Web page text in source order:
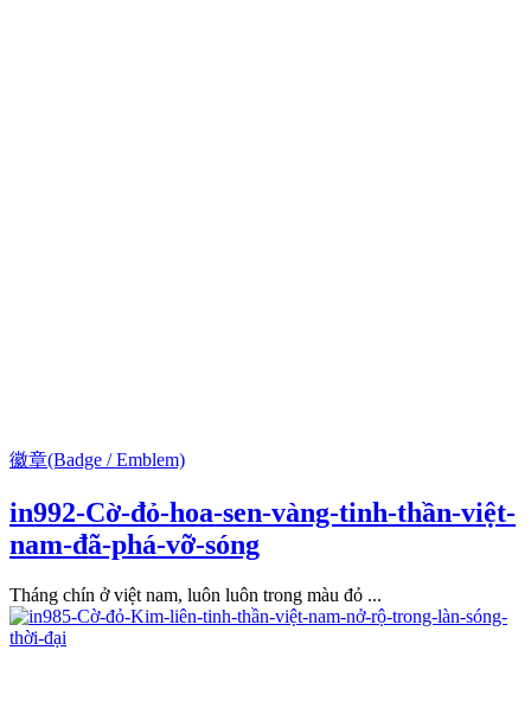
徽章(Badge / Emblem)
in992-Cờ-đỏ-hoa-sen-vàng-tinh-thần-việt-
nam-đã-phá-vỡ-sóng
Tháng chín ở việt nam, luôn luôn trong màu đỏ ...